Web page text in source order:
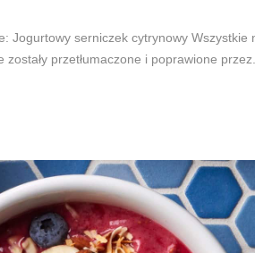
Jogurtowy serniczek cytrynowy Wszystkie
zostały przetłumaczone i poprawione